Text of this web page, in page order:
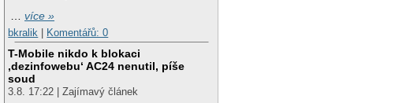
…více »
bkralik
Komentářů: 0
T-Mobile nikdo k blokaci
‚dezinfowebu‘ AC24 nenutil, píše
soud
3.8. 17:22 | Zajímavý článek